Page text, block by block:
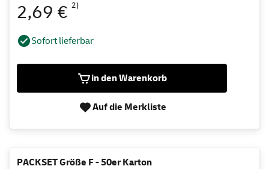
2,69 € 2)
Sofort lieferbar
in den Warenkorb
Auf die Merkliste
PACKSET Größe F - 50er Karton